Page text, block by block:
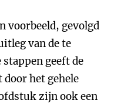
voorbeeld, gevolgd
van de te
stappen geeft de
door het gehele
zijn ook een